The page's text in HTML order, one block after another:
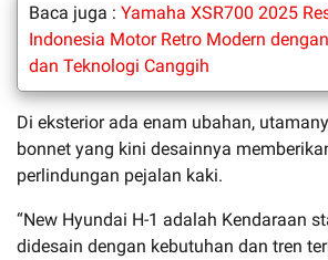
Baca juga : Yamaha XSR700 2025
Indonesia Motor Retro Modern
dan Teknologi Canggih
Di eksterior ada enam ubahan,
bonnet yang kini desainnya
perlindungan pejalan kaki.
“New Hyundai H-1 adalah Kendaraan
didesain dengan kebutuhan dan tren